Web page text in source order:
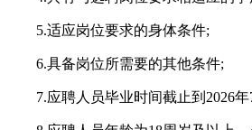
5.适应岗位要求的身体条件;
6.具备岗位所需要的其他条件;
7.应聘人员毕业时间截止到2026年7